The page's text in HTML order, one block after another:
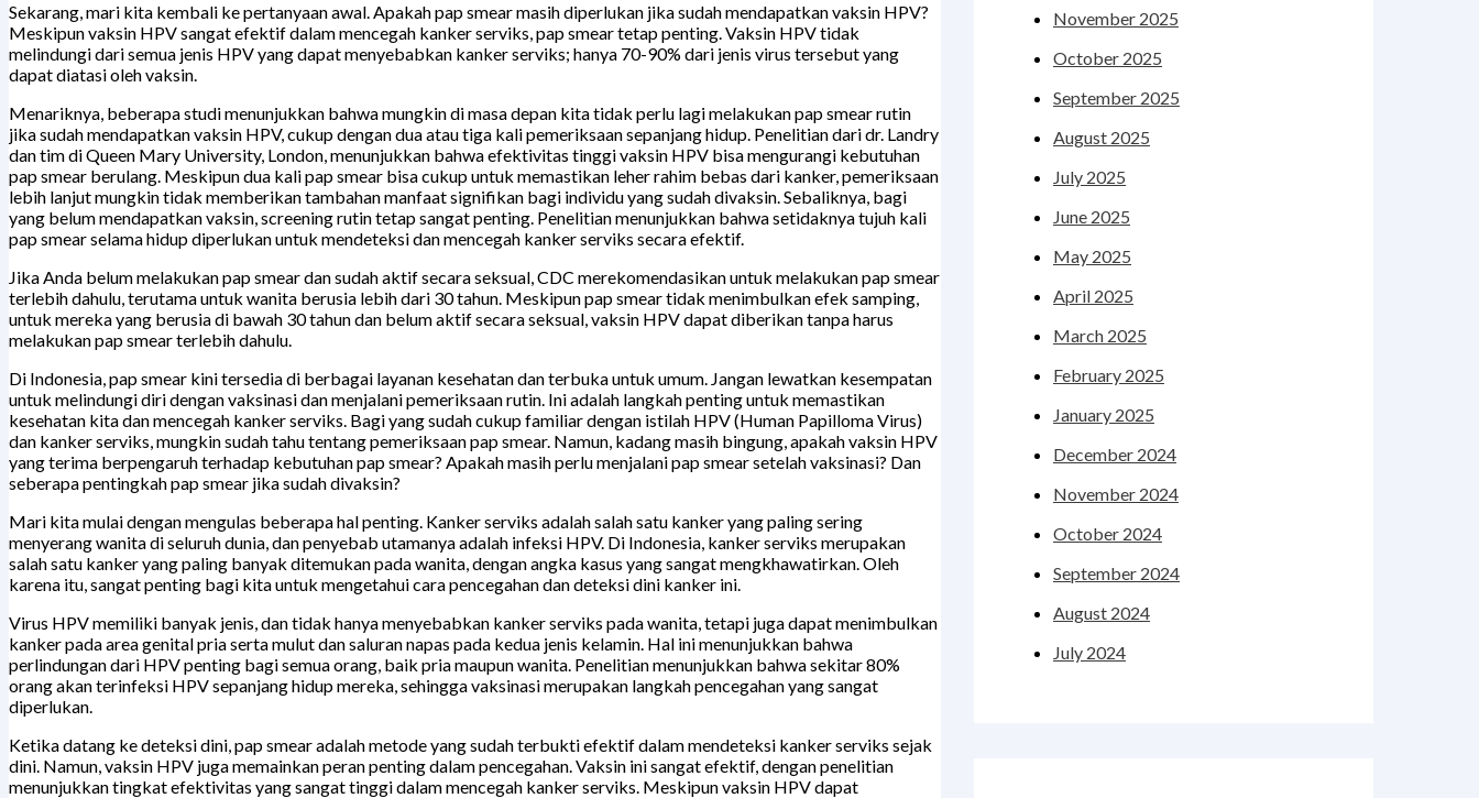
Sekarang, mari kita kembali ke pertanyaan awal. Apakah pap smear masih diperlukan jika sudah mendapatkan vaksin HPV?
Meskipun vaksin HPV sangat efektif dalam mencegah kanker serviks, pap smear tetap penting. Vaksin HPV tidak
melindungi dari semua jenis HPV yang dapat menyebabkan kanker serviks; hanya 70-90% dari jenis virus tersebut yang
dapat diatasi oleh vaksin.
Menariknya, beberapa studi menunjukkan bahwa mungkin di masa depan kita tidak perlu lagi melakukan pap smear rutin
jika sudah mendapatkan vaksin HPV, cukup dengan dua atau tiga kali pemeriksaan sepanjang hidup. Penelitian dari dr. Landry
dan tim di Queen Mary University, London, menunjukkan bahwa efektivitas tinggi vaksin HPV bisa mengurangi kebutuhan
pap smear berulang. Meskipun dua kali pap smear bisa cukup untuk memastikan leher rahim bebas dari kanker, pemeriksaan
lebih lanjut mungkin tidak memberikan tambahan manfaat signifikan bagi individu yang sudah divaksin. Sebaliknya, bagi
yang belum mendapatkan vaksin, screening rutin tetap sangat penting. Penelitian menunjukkan bahwa setidaknya tujuh kali
pap smear selama hidup diperlukan untuk mendeteksi dan mencegah kanker serviks secara efektif.
Jika Anda belum melakukan pap smear dan sudah aktif secara seksual, CDC merekomendasikan untuk melakukan pap smear
terlebih dahulu, terutama untuk wanita berusia lebih dari 30 tahun. Meskipun pap smear tidak menimbulkan efek samping,
untuk mereka yang berusia di bawah 30 tahun dan belum aktif secara seksual, vaksin HPV dapat diberikan tanpa harus
melakukan pap smear terlebih dahulu.
Di Indonesia, pap smear kini tersedia di berbagai layanan kesehatan dan terbuka untuk umum. Jangan lewatkan kesempatan
untuk melindungi diri dengan vaksinasi dan menjalani pemeriksaan rutin. Ini adalah langkah penting untuk memastikan
kesehatan kita dan mencegah kanker serviks. Bagi yang sudah cukup familiar dengan istilah HPV (Human Papilloma Virus)
dan kanker serviks, mungkin sudah tahu tentang pemeriksaan pap smear. Namun, kadang masih bingung, apakah vaksin HPV
yang terima berpengaruh terhadap kebutuhan pap smear? Apakah masih perlu menjalani pap smear setelah vaksinasi? Dan
seberapa pentingkah pap smear jika sudah divaksin?
Mari kita mulai dengan mengulas beberapa hal penting. Kanker serviks adalah salah satu kanker yang paling sering
menyerang wanita di seluruh dunia, dan penyebab utamanya adalah infeksi HPV. Di Indonesia, kanker serviks merupakan
salah satu kanker yang paling banyak ditemukan pada wanita, dengan angka kasus yang sangat mengkhawatirkan. Oleh
karena itu, sangat penting bagi kita untuk mengetahui cara pencegahan dan deteksi dini kanker ini.
Virus HPV memiliki banyak jenis, dan tidak hanya menyebabkan kanker serviks pada wanita, tetapi juga dapat menimbulkan
kanker pada area genital pria serta mulut dan saluran napas pada kedua jenis kelamin. Hal ini menunjukkan bahwa
perlindungan dari HPV penting bagi semua orang, baik pria maupun wanita. Penelitian menunjukkan bahwa sekitar 80%
orang akan terinfeksi HPV sepanjang hidup mereka, sehingga vaksinasi merupakan langkah pencegahan yang sangat
diperlukan.
Ketika datang ke deteksi dini, pap smear adalah metode yang sudah terbukti efektif dalam mendeteksi kanker serviks sejak
dini. Namun, vaksin HPV juga memainkan peran penting dalam pencegahan. Vaksin ini sangat efektif, dengan penelitian
menunjukkan tingkat efektivitas yang sangat tinggi dalam mencegah kanker serviks. Meskipun vaksin HPV dapat
November 2025
October 2025
September 2025
August 2025
July 2025
June 2025
May 2025
April 2025
March 2025
February 2025
January 2025
December 2024
November 2024
October 2024
September 2024
August 2024
July 2024